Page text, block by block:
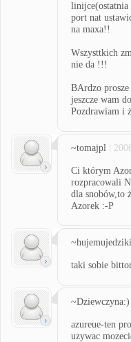
port nat
na maxa!!
Wszysttkich
nie da !!!
BArdzo
jeszcze wam
Pozdrawiam i
~tomajpl |
Ci którym
rozpracowali
dla snobów,to
Azorek :-P
taki sobie
~Dziewczyna:)
azureue-ten
uzywac